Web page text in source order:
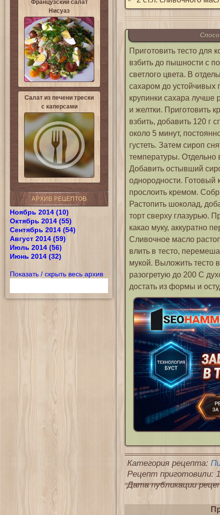
Французский салат
Нисуаз
Салат из печени трески
с каперсами
АРХИВ РЕЦЕПТОВ
Ноябрь 2014 (10)
Октябрь 2014 (55)
Сентябрь 2014 (54)
Август 2014 (59)
Июль 2014 (56)
Июнь 2014 (32)
Показать / скрыть весь архив
Приготовить тесто для
взбить до пышности с
светлого цвета. В
сахаром до устойчивых
крупинки сахара лучше
и желтки. Приготовить
взбить, добавить 120 г
около 5 минут,
густеть. Затем сироп
температуры. Отдельно
Добавить остывший
однородности. Готовый
прослоить кремом.
Растопить шоколад,
торт сверху глазурью.
какао муку, аккуратно
Сливочное масло
влить в тесто,
мукой. Выложить тесто
разогретую до 200 С
достать из формы и
Категория рецепта:
Рецепт приготовили:
Дата публикации